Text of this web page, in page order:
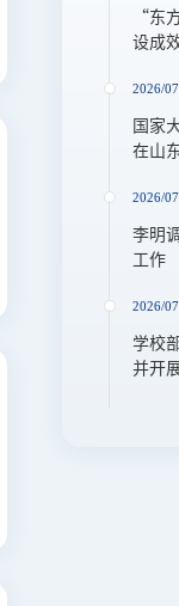
“东
设成
2026/
国家
在山
2026/
李明
工作
2026/
学校
并开